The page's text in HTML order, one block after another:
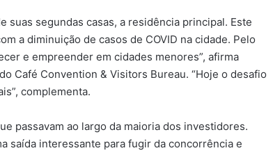
suas segundas casas, a residência principal. Este
a diminuição de casos de COVID na cidade. Pelo
e empreender em cidades menores”, afirma
Café Convention & Visitors Bureau. “Hoje o desafio
complementa.
passavam ao largo da maioria dos investidores.
saída interessante para fugir da concorrência e